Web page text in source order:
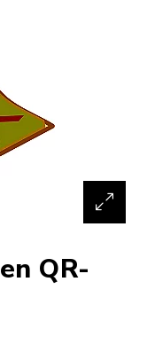
QR-